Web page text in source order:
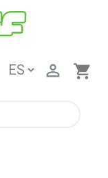
shopping_cart
